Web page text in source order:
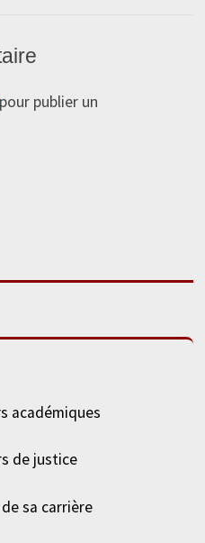
publier un
académiques
de justice
sa carrière